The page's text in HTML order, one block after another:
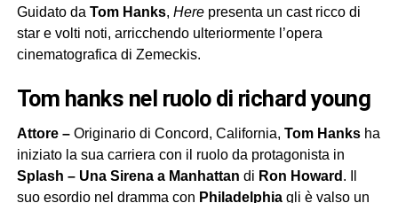
Guidato da Tom Hanks, Herepresenta un cast ricco di
star e volti noti, arricchendo ulteriormente l’opera
cinematografica di Zemeckis.
tom hanks nel ruolo di richard young
Attore –Originario di Concord, California, Tom Hanksha
iniziato la sua carriera con il ruolo da protagonista in
Splash – Una Sirena a Manhattan di Ron Howard . Il
suo esordio nel dramma con Philadelphiagli è valso un